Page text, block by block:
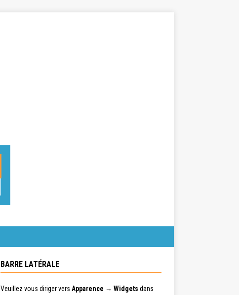
BARRE LATÉRALE
Veuillez vous diriger vers Apparence → Widgets dans